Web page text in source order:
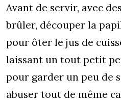
Avant de servir, avec
brûler, découper la
pour ôter le jus de
laissant un tout petit
pour garder un peu de
abuser tout de même